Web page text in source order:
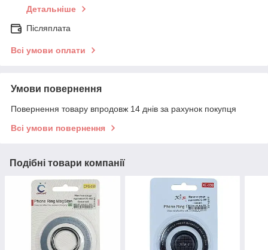
Детальніше
Післяплата
Всі умови оплати
Умови повернення
Повернення товару впродовж 14 днів за рахунок покупця
Всі умови повернення
Подібні товари компанії